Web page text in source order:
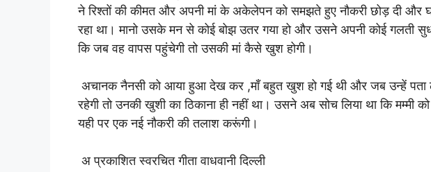
ने रिश्तों की कीमत और अपनी मां के अकेलेपन को समझते हुए नौकरी छोड़ दी और
रहा था। मानो उसके मन से कोई बोझ उतर गया हो और उसने अपनी कोई गलती
कि जब वह वापस पहुंचेगी तो उसकी मां कैसे खुश होगी।
अचानक नैनसी को आया हुआ देख कर ,माँ बहुत खुश हो गई थी और जब उन्हें पता
रहेगी तो उनकी खुशी का ठिकाना ही नहीं था। उसने अब सोच लिया था कि
यही पर एक नई नौकरी की तलाश करूंगी।
अ प्रकाशित स्वरचित गीता वाधवानी दिल्ली